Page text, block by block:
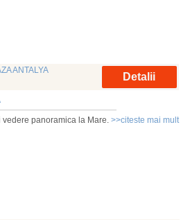
ANTALYA
Detalii
panoramica la Mare. >>citeste mai mult